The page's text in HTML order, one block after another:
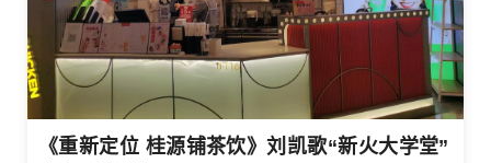
《重新定位 桂源铺茶饮》刘凯歌“新火大学堂”